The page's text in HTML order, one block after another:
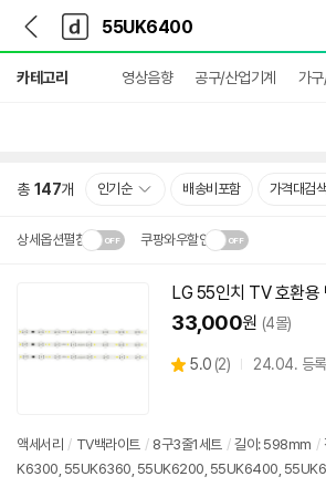
다
나
와
가
기
다
와
메
인
카테고리 영상음향 공구/산업기계 가
총 147개 인기순 배송비포함 가격대검색
상세옵션펼침 쿠팡와우할인
기
LG 55인치 TV 호환용
33,000원 (4몰)
별
5.0 (상
뷰
2) 24.04. 등록
액세서리 / TV백라이트 / 8구3줄1세트 / 길이: 598mm /
K6300, 55UK6360, 55UK6200, 55UK6400,